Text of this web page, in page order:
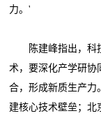
力。'
陈建峰指出，科技
术，要深化产学研协
合，形成新质生产力
建核心技术壁垒；北